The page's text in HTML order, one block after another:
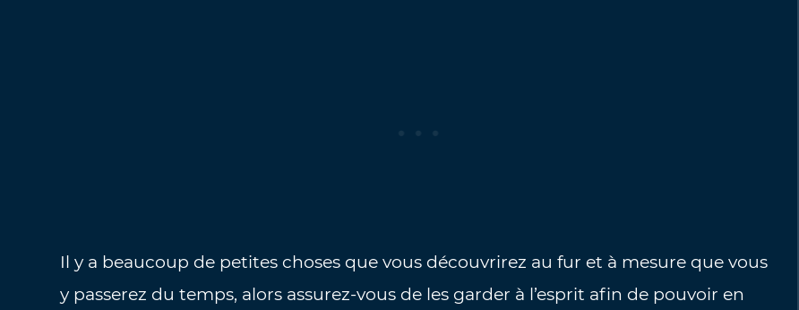
Il y a beaucoup de petites choses que vous découvrirez au fur et à mesure que vous
y passerez du temps, alors assurez-vous de les garder à l’esprit afin de pouvoir en